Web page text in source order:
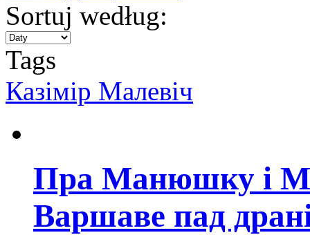
Sortuj według:
Tags
Казімір Малевіч
Пра Манюшку і
Варшаве пад